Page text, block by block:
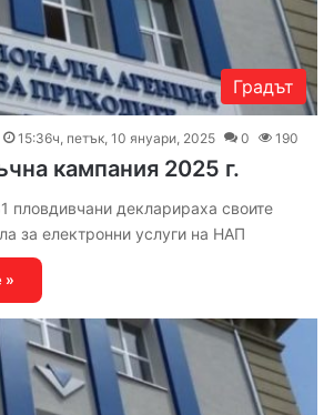
Градът
15:36ч, петък, 10 януари, 2025 0 190
кампания 2025 г.
пловдивчани декларираха своите
за електронни услуги на НАП
»